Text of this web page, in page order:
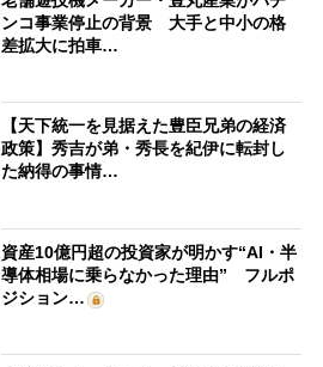
ンコ事業停止の背景 大手と中小の格
差拡大に拍車…
【天下統一を見据えた豊臣兄弟の経済
政策】秀吉が弟・秀長を紀伊に転封し
た納得の事情…
資産10億円超の投資家が明かす“AI・半
導体相場に乗らなかった理由” フルポ
ジション…